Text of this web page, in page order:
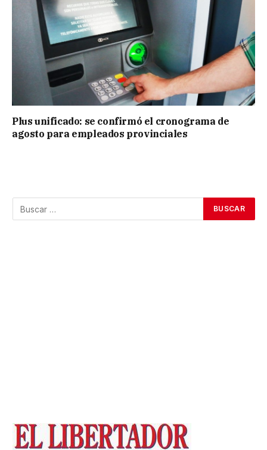
Plus unificado: se confirmó el cronograma de
agosto para empleados provinciales